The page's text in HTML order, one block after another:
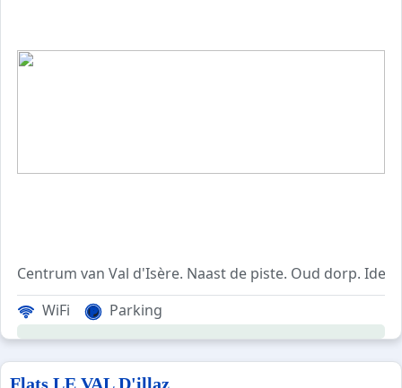
Centrum van Val d'Isère. Naast de piste. Oud dorp.
WiFi
Parking
Flats LE VAL D'illaz